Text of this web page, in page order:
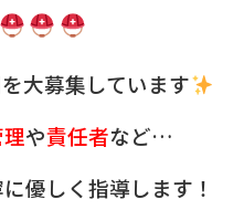
大募集しています
や責任者など…
優しく指導します！